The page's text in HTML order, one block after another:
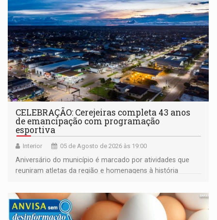
CELEBRAÇÃO: Cerejeiras completa 43 anos
de emancipação com programação
esportiva
Interior 05 de Agosto de 2026 às 19:00
Aniversário do município é marcado por atividades que
reuniram atletas da região e homenagens à história